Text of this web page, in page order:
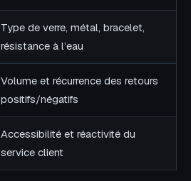
Type de verre, métal, bracelet,
résistance à l’eau
Volume et récurrence des retours
positifs/négatifs
Accessibilité et réactivité du
service client